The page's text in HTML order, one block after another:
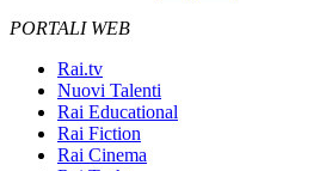
PORTALI WEB
Rai.tv
Nuovi Talenti
Rai Educational
Rai Fiction
Rai Cinema